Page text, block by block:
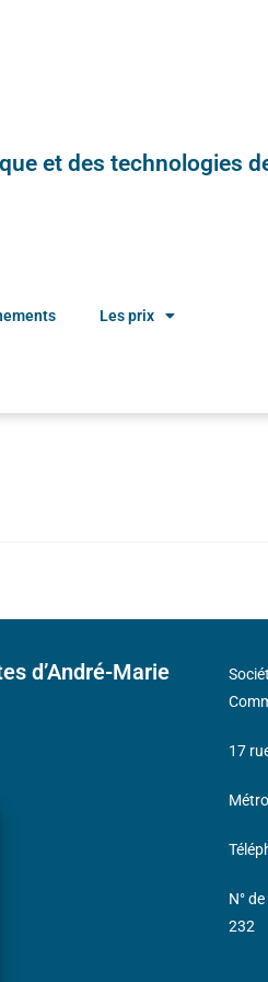
et des technologies
Les prix
d’André-Marie
17
N°
232